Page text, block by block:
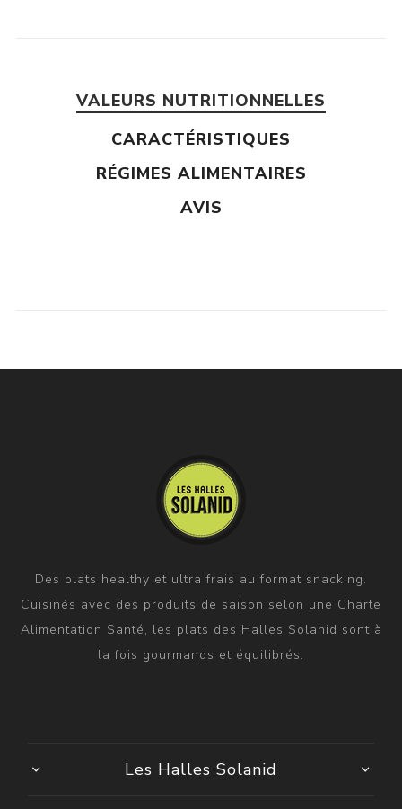
VALEURS NUTRITIONNELLES
CARACTÉRISTIQUES
RÉGIMES ALIMENTAIRES
AVIS
Des plats healthy et ultra frais au format snacking.
Cuisinés avec des produits de saison selon une Charte
Alimentation Santé, les plats des Halles Solanid sont à
la fois gourmands et équilibrés.
Les Halles Solanid